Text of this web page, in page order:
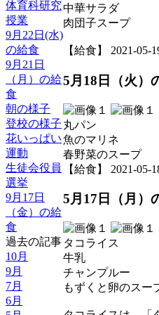
体育科研究
授業
9月22日(水)
の給食
9月21日
（月）の給
食
朝の様子
登校の様子
花いっぱい
運動
生徒会役員
選挙
9月17日
（金）の給
食
過去の記事
10月
9月
7月
6月
中華サラダ
肉団子スープ
【給食】 2021-05-
5月18日（火）
丸パン
魚のマリネ
春野菜のスープ
【給食】 2021-05-
5月17日（月）
タコライス
牛乳
チャンプルー
もずくと卵のスー